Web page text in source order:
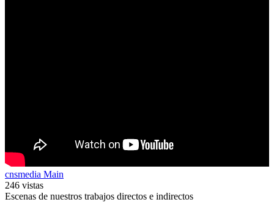
cnsmedia Main
246 vistas
Escenas de nuestros trabajos directos e indirectos